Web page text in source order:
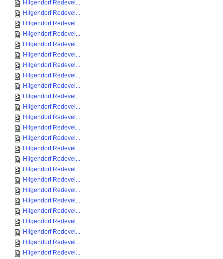
Hilgendorf Redevel...
Hilgendorf Redevel...
Hilgendorf Redevel...
Hilgendorf Redevel...
Hilgendorf Redevel...
Hilgendorf Redevel...
Hilgendorf Redevel...
Hilgendorf Redevel...
Hilgendorf Redevel...
Hilgendorf Redevel...
Hilgendorf Redevel...
Hilgendorf Redevel...
Hilgendorf Redevel...
Hilgendorf Redevel...
Hilgendorf Redevel...
Hilgendorf Redevel...
Hilgendorf Redevel...
Hilgendorf Redevel...
Hilgendorf Redevel...
Hilgendorf Redevel...
Hilgendorf Redevel...
Hilgendorf Redevel...
Hilgendorf Redevel...
Hilgendorf Redevel...
Hilgendorf Redevel...